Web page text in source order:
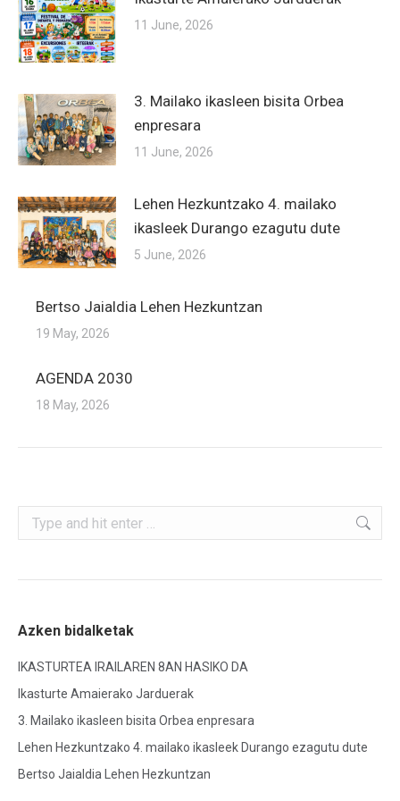
11 June, 2026
3. Mailako ikasleen bisita Orbea
enpresara
11 June, 2026
Lehen Hezkuntzako 4. mailako
ikasleek Durango ezagutu dute
5 June, 2026
Bertso Jaialdia Lehen Hezkuntzan
19 May, 2026
AGENDA 2030
18 May, 2026
Search:
Azken bidalketak
IKASTURTEA IRAILAREN 8AN HASIKO DA
Ikasturte Amaierako Jarduerak
3. Mailako ikasleen bisita Orbea enpresara
Lehen Hezkuntzako 4. mailako ikasleek Durango ezagutu dute
Bertso Jaialdia Lehen Hezkuntzan